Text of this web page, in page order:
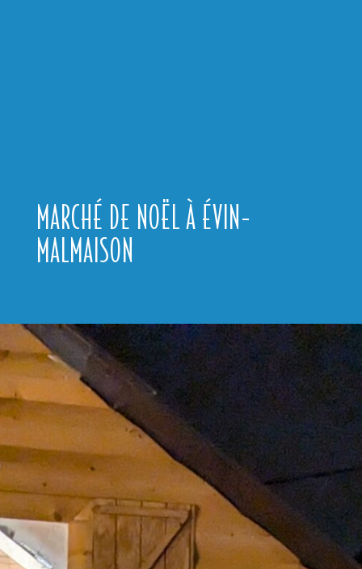
MARCHÉ DE NOËL À ÉVIN-
MALMAISON